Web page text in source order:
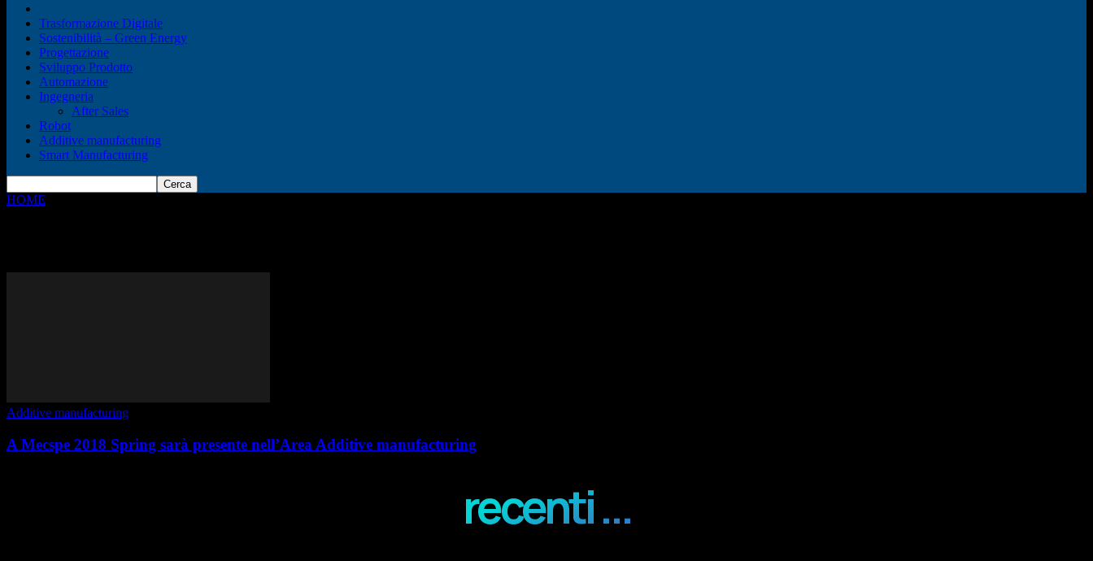
Trasformazione Digitale
Sostenibilità – Green Energy
Progettazione
Sviluppo Prodotto
Automazione
Ingegneria
After Sales
Robot
Additive manufacturing
Smart Manufacturing
HOME
Additive manufacturing
A Mecspe 2018 Spring sarà presente nell’Area Additive manufacturing
recenti ...